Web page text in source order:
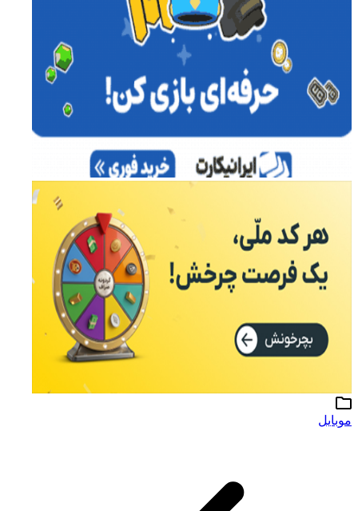
موبایل